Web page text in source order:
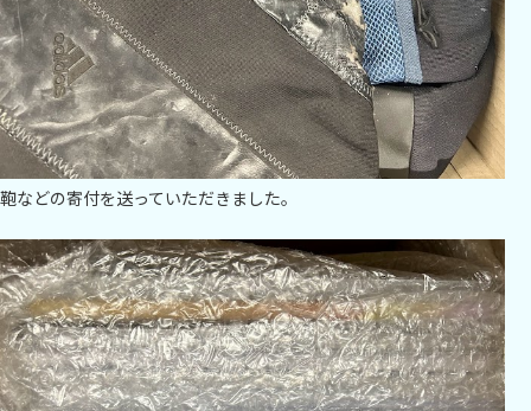
鞄などの寄付を送っていただきました。